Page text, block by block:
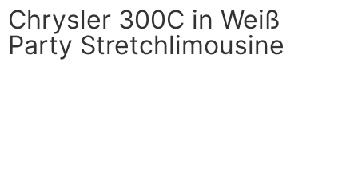
Chrysler 300C in Weiß
Party Stretchlimousine